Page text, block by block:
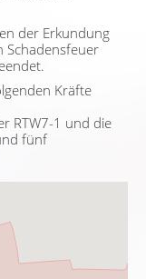
der Erkundung
Schadensfeuer
Kräfte
RTW7-1 und die
fünf